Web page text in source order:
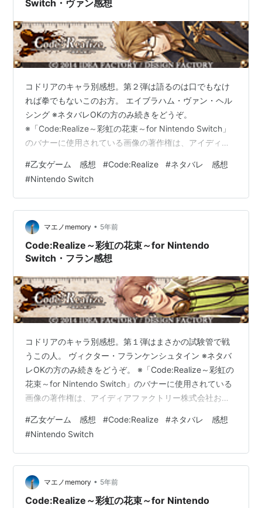
Switch・ヴァン感想
コドリアのキャラ別感想。第２弾は語るのは口でもなけ
れば拳でもないこのお方。 エイブラハム・ヴァン・ヘル
シング ※ネタバレOKの方のみ続きをどうぞ。
※「Code:Realize～彩虹の花束～for Nintendo Switch」
のバナーに使用されている画像の著作権は、アイディア
会社に帰属します。
#乙女ゲーム 感想 #Code:Realize #ネタバレ 感想
#Nintendo Switch
マエノmemory • 5年前
Code:Realize～彩虹の花束～for Nintendo
Switch・フラン感想
コドリアのキャラ別感想。第１弾はまさかの試験管で戦
うこの人。 ヴィクター・フランケンシュタイン ※ネタバ
レOKの方のみ続きをどうぞ。 ※「Code:Realize～彩虹の
花束～for Nintendo Switch」のバナーに使用されている
画像の著作権は、アイディアファクトリー株式会社およ
#乙女ゲーム 感想 #Code:Realize #ネタバレ 感想
#Nintendo Switch
マエノmemory • 5年前
Code:Realize～彩虹の花束～for Nintendo